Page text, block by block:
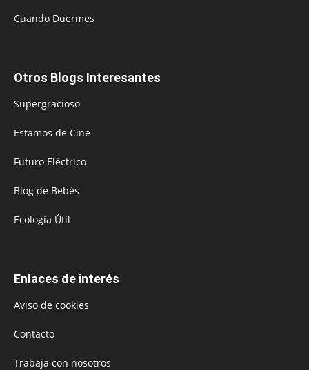
Cuando Duermes
Otros Blogs Interesantes
Supergracioso
Estamos de Cine
Futuro Eléctrico
Blog de Bebés
Ecología Útil
Enlaces de interés
Aviso de cookies
Contacto
Trabaja con nosotros